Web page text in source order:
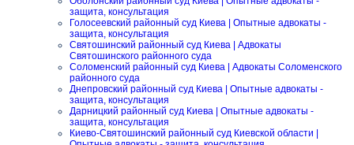
защита, консультация
Голосеевский районный суд Киева | Опытные адвокаты -
защита, консультация
Святошинский районный суд Киева | Адвокаты
Святошинского районного суда
Соломенский районный суд Киева | Адвокаты Соломенского
районного суда
Днепровский районный суд Киева | Опытные адвокаты -
защита, консультация
Дарницкий районный суд Киева | Опытные адвокаты -
защита, консультация
Киево-Святошинский районный суд Киевской области |